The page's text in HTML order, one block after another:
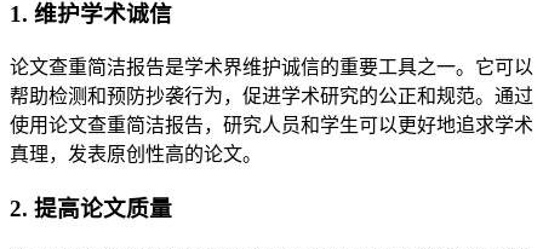
1. 维护学术诚信
论文查重简洁报告是学术界维护诚信的重要工具之一。它可以
帮助检测和预防抄袭行为，促进学术研究的公正和规范。通过
使用论文查重简洁报告，研究人员和学生可以更好地追求学术
真理，发表原创性高的论文。
2. 提高论文质量